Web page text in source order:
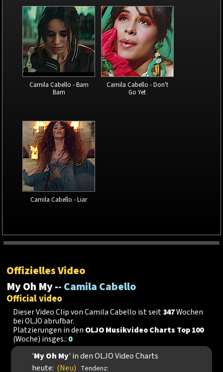
Camila Cabello - Bam
Bam
Camila Cabello - Don't
Go Yet
Camila Cabello - Liar
Offizielles Video
My Oh My -- Camila Cabello
Official video
Dieser Video Clip von Camila Cabello ist seit347Wochen
bei OLJO abrufbar.
Platzierungen in den OLJO Musikvideo Charts Top 100
(Woche) insges.: 0
'My Oh My' in den OLJO Video Charts
heute: (Neu) Tendenz: